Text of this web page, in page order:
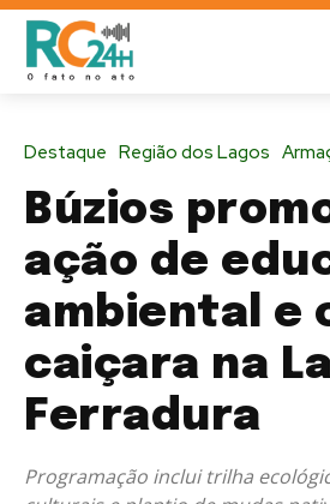
Destaque Região dos Lagos
Búzios
ação de
ambiental e
caiçara na
Ferradura
Programação inclui trilha